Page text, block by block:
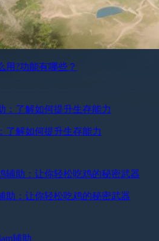
用?功能有哪些？
了解如何提升生存能力
助：让你轻松吃鸡的秘密武器